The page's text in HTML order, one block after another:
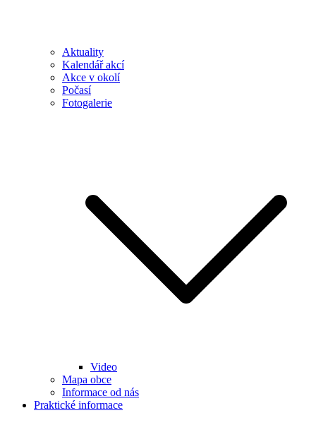
Aktuality
Kalendář akcí
Akce v okolí
Počasí
Fotogalerie
Video
Mapa obce
Informace od nás
Praktické informace